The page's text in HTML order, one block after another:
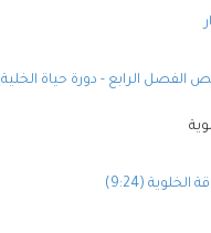
الفصل الرابع - دورة حياة الخلية
الخلوية (9:24)